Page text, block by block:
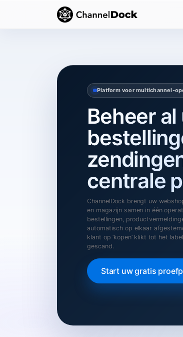
Platform voor
Beheer
centrale
ChannelDock brengt uw
en magazijn samen in één
bestellingen,
automatisch op elkaar
klant op ‘kopen’ klikt tot het
gescand.
Start uw gratis